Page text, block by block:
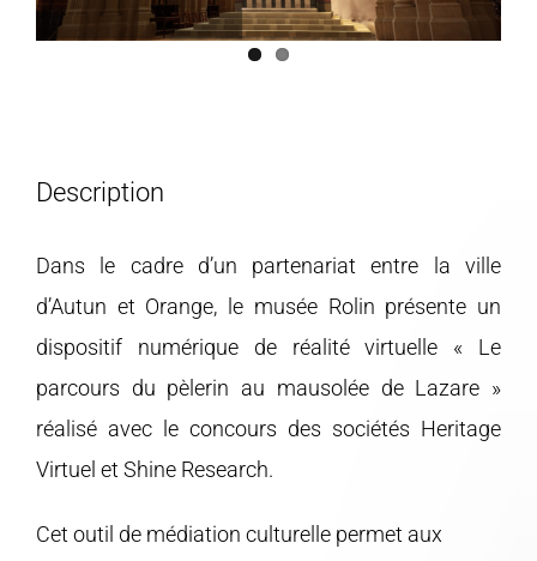
Description
Dans le cadre d’un partenariat entre la ville
d’Autun et Orange, le musée Rolin présente un
dispositif numérique de réalité virtuelle « Le
parcours du pèlerin au mausolée de Lazare »
réalisé avec le concours des sociétés Heritage
Virtuel et Shine Research.
Cet outil de médiation culturelle permet aux